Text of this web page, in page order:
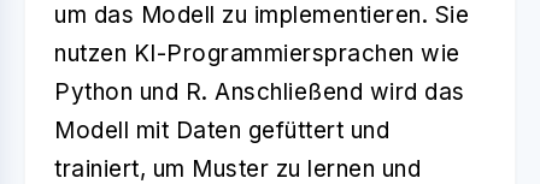
um das Modell zu implementieren. Sie
nutzen KI-Programmiersprachen wie
Python und R. Anschließend wird das
Modell mit Daten gefüttert und
trainiert, um Muster zu lernen und